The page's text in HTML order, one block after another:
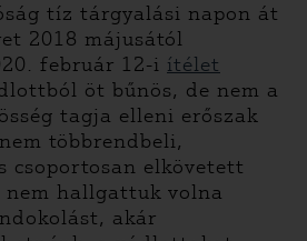
tíz tárgyalási napon át
2018 májusától
február 12-i ítélet
öt bűnös, de nem a
tagja elleni erőszak
többrendbeli,
csoportosan elkövetett
nem hallgattuk volna
akár